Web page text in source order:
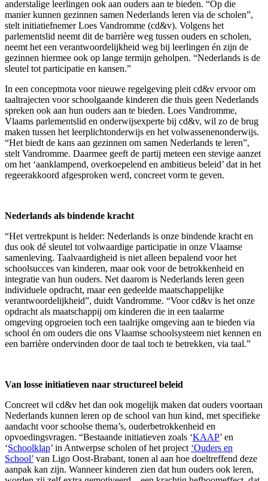
anderstalige leerlingen ook aan ouders aan te bieden. “Op die
manier kunnen gezinnen samen Nederlands leren via de scholen”,
stelt initiatiefnemer Loes Vandromme (cd&v). Volgens het
parlementslid neemt dit de barrière weg tussen ouders en scholen,
neemt het een verantwoordelijkheid weg bij leerlingen én zijn de
gezinnen hiermee ook op lange termijn geholpen. “Nederlands is de
sleutel tot participatie en kansen.”
In een conceptnota voor nieuwe regelgeving pleit cd&v ervoor om
taaltrajecten voor schoolgaande kinderen die thuis geen Nederlands
spreken ook aan hun ouders aan te bieden. Loes Vandromme,
Vlaams parlementslid en onderwijsexperte bij cd&v, wil zo de brug
maken tussen het leerplichtonderwijs en het volwassenenonderwijs.
“Het biedt de kans aan gezinnen om samen Nederlands te leren”,
stelt Vandromme. Daarmee geeft de partij meteen een stevige aanzet
om het ‘aanklampend, overkoepelend en ambitieus beleid’ dat in het
regeerakkoord afgesproken werd, concreet vorm te geven.
Nederlands als bindende kracht
“Het vertrekpunt is helder: Nederlands is onze bindende kracht en
dus ook dé sleutel tot volwaardige participatie in onze Vlaamse
samenleving. Taalvaardigheid is niet alleen bepalend voor het
schoolsucces van kinderen, maar ook voor de betrokkenheid en
integratie van hun ouders. Net daarom is Nederlands leren geen
individuele opdracht, maar een gedeelde maatschappelijke
verantwoordelijkheid”, duidt Vandromme. “Voor cd&v is het onze
opdracht als maatschappij om kinderen die in een taalarme
omgeving opgroeien toch een taalrijke omgeving aan te bieden via
school én om ouders die ons Vlaamse schoolsysteem niet kennen en
een barrière ondervinden door de taal toch te betrekken, via taal.”
Van losse initiatieven naar structureel beleid
Concreet wil cd&v het dan ook mogelijk maken dat ouders voortaan
Nederlands kunnen leren op de school van hun kind, met specifieke
aandacht voor schoolse thema’s, ouderbetrokkenheid en
opvoedingsvragen. “Bestaande initiatieven zoals ‘KAAP’ en
‘Schoolklap’ in Antwerpse scholen of het project ‘Ouders en
School’ van Ligo Oost-Brabant, tonen al aan hoe doeltreffend deze
aanpak kan zijn. Wanneer kinderen zien dat hun ouders ook leren,